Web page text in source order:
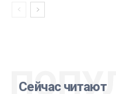
Сейчас читают